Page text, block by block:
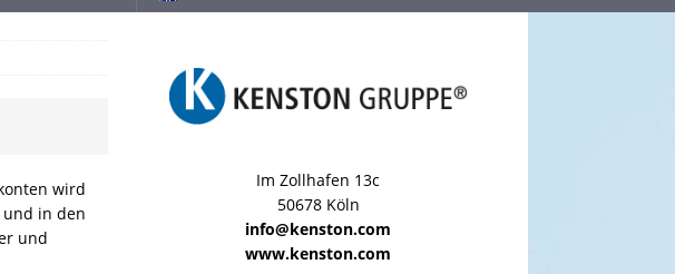
wird
und in den
und
Im Zollhafen 13c
50678 Köln
info@kenston.com
www.kenston.com